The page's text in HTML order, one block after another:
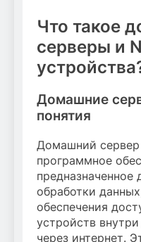
Что такое
серверы и
Домашние
понятия
Домашний
программное
предназначенное
обработки
обеспечения
устройств
через интернет.